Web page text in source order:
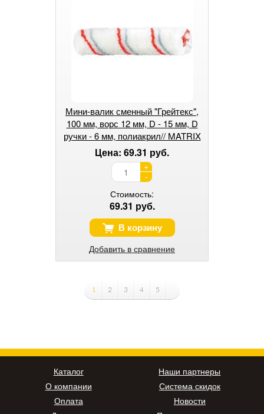
Мини-валик сменный "Грейтекс",
100 мм, ворс 12 мм, D - 15 мм, D
ручки - 6 мм, полиакрил// MATRIX
Цена: 69.31 руб.
+
-
Стоимость:
69.31 руб.
В корзину
Добавить в сравнение
1 2 3 4 5
Каталог
О компании
Оплата
Наши партнеры
Система скидок
Новости